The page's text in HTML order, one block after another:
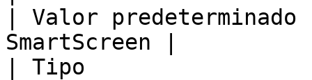
| Valor
SmartScreen |
| Tipo                 |